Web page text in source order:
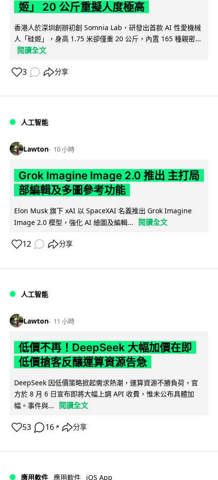
姬」 20 公斤重擬人度極高
香港人於深圳創辦初創 Somnia Lab，研發出首款 AI 性愛機械
人「硅姬」，身高 1.75 米卻僅重 20 公斤，內置 165 種親密...
閱讀全文
3 分享
人工智能
Lawton 10 小時
Grok Imagine Image 2.0 推出 主打局
部編輯及多圖參考功能
Elon Musk 旗下 xAI 以 SpaceXAI 名義推出 Grok Imagine
Image 2.0 模型，強化 AI 繪圖及編輯...
閱讀全文
12 分享
人工智能
Lawton 11 小時
低價不再！DeepSeek 大幅加價在即
低價搶客反釀運算資源告急
DeepSeek 因低價策略掀起需求熱潮，運算資源不勝負荷，官
方於 8 月 6 日宣布即將大幅上調 API 收費，惟未公布具體加
幅。事件與...
閱讀全文
53 16 ↗ 分享
應用軟件 應用軟件 iOS App